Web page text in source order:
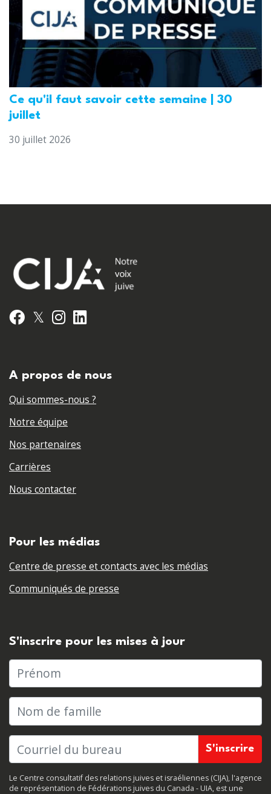
Ce qu'il faut savoir cette semaine | 30
juillet
30 juillet 2026
Facebook
𝕏 Instagram
A propos de nous
Qui sommes-nous ?
Notre équipe
Nos partenaires
Carrières
Nous contacter
Pour les médias
Centre de presse et contacts avec les médias
Communiqués de presse
S'inscrire pour les mises à jour
Prénom
Nom de famille
Le Centre consultatif des relations juives et israéliennes (CIJA), l'agence
de représentation de Fédérations juives du Canada - UIA, est une